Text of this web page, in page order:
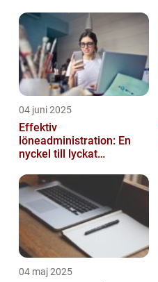
04 juni 2025
Effektiv
löneadministration: En
nyckel till lyckat
04 maj 2025